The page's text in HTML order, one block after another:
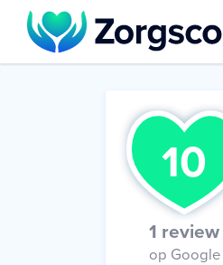
10
1 review
op Google